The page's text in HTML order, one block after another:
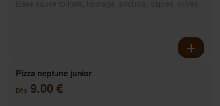
Pizza neptune junior
Dès 9.00 €